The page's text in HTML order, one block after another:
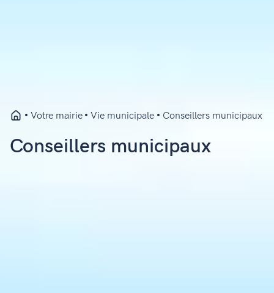
Conseillers municipaux
Votre mairie Vie municipale Conseillers municipaux